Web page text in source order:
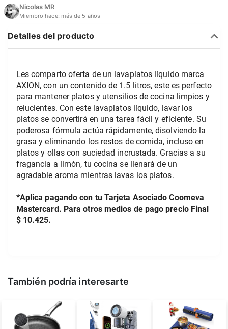
Nicolas MR
Miembro hace: más de 5 años
Detalles del producto
Les comparto oferta de un lavaplatos líquido marca
AXION, con un contenido de 1.5 litros, este es perfecto
para mantener platos y utensilios de cocina limpios y
relucientes. Con este lavaplatos líquido, lavar los
platos se convertirá en una tarea fácil y eficiente. Su
poderosa fórmula actúa rápidamente, disolviendo la
grasa y eliminando los restos de comida, incluso en
platos y ollas con suciedad incrustada. Gracias a su
fragancia a limón, tu cocina se llenará de un
agradable aroma mientras lavas los platos.
*Aplica pagando con tu Tarjeta Asociado Coomeva
Mastercard. Para otros medios de pago precio Final
$ 10.425.
También podría interesarte